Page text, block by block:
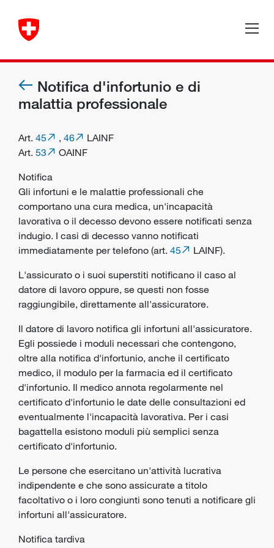
Notifica d'infortunio e di
malattia professionale
Art. 45 , 46
LAINF
Art. 53
OAINF
Notifica
Gli infortuni e le malattie professionali che
comportano una cura medica, un'incapacità
lavorativa o il decesso devono essere notificati senza
indugio. I casi di decesso vanno notificati
immediatamente per telefono (art. 45
LAINF).
L'assicurato o i suoi superstiti notificano il caso al
datore di lavoro oppure, se questi non fosse
raggiungibile, direttamente all'assicuratore.
Il datore di lavoro notifica gli infortuni all'assicuratore.
Egli possiede i moduli necessari che contengono,
oltre alla notifica d'infortunio, anche il certificato
medico, il modulo per la farmacia ed il certificato
d'infortunio. Il medico annota regolarmente nel
certificato d'infortunio le date delle consultazioni ed
eventualmente l'incapacità lavorativa. Per i casi
bagattella esistono moduli più semplici senza
certificato d'infortunio.
Le persone che esercitano un'attività lucrativa
indipendente e che sono assicurate a titolo
facoltativo o i loro congiunti sono tenuti a notificare gli
infortuni all'assicuratore.
Notifica tardiva